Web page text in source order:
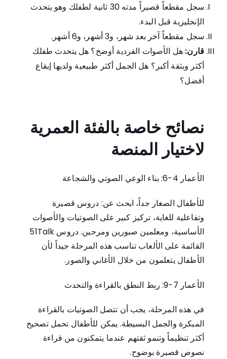
سجل مقطعاً قصيراً مدته 30 ثانية لطفلك وهو يتحدث
الإنجليزية قبل البدء.
سجل مقطعاً آخر بعد شهر، و3 أشهر، و6 أشهر.
قارن: هل الأصوات الفردية أوضح؟ هل يتحدث طفلك
أكثر وبثقة أكبر؟ هل الجمل أكثر طبيعية ولديها إيقاع
أفضل؟
نصائح خاصة بالفئة العمرية
لاختيار المنصة
الأعمار 4-6: بناء الوعي الصوتي والشجاعة
للأطفال الصغار جداً، ابحث عن: دروس قصيرة
وتفاعلية للغاية، تركيز كبير على الصوتيات والأصوات
الأساسية، ومعلمين صبورين ومرحين. دروس 51Talk
القائمة على الألعاب تناسب هذه المرحلة جيداً لأن
الأطفال يتعلمون من خلال الأغاني والصور.
الأعمار 7-9: ربط النطق بالقراءة والتحدث
في هذه المرحلة، يجب أن تتصل الصوتيات بالقراءة
المبكرة والجمل البسيطة. يمكن للأطفال تحمل تصحيح
أكثر تنظيماً وتنمو ثقتهم عندما يتمكنون من قراءة
نصوص قصيرة بوضوح.